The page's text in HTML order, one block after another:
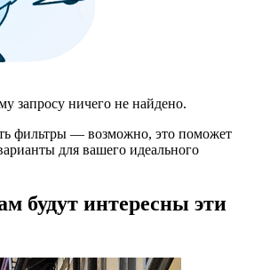
запросу ничего не найдено.
фильтры — возможно, это поможет
для вашего идеального
будут интересны эти